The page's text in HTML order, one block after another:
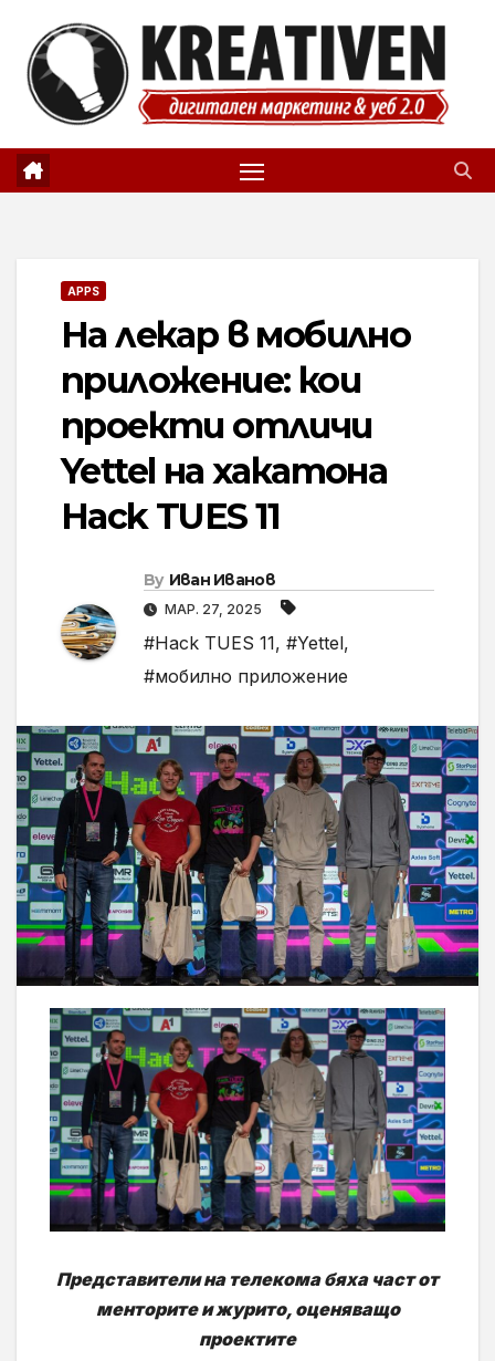
content
APPS
На лекар в мобилно
приложение: кои
проекти отличи
Yettel на хакатона
Hack TUES 11
By Иван Иванов
МАР. 27, 2025
#Hack TUES 11, #Yettel,
#мобилно приложение
Представители на телекома бяха част от
менторите и журито, оценяващо
проектите